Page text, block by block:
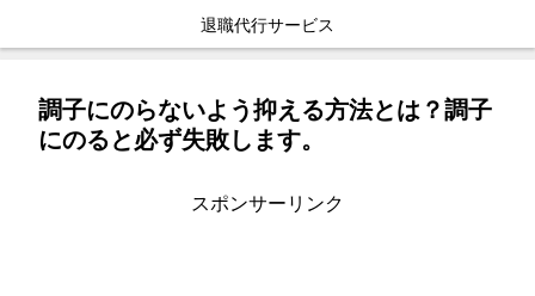
退職代行サービス
調子にのらないよう抑える方法とは？調子
にのると必ず失敗します。
スポンサーリンク